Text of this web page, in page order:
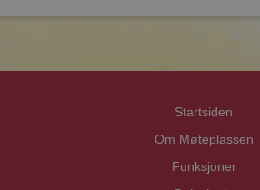
Startsiden
Om Møteplassen
Funksjoner